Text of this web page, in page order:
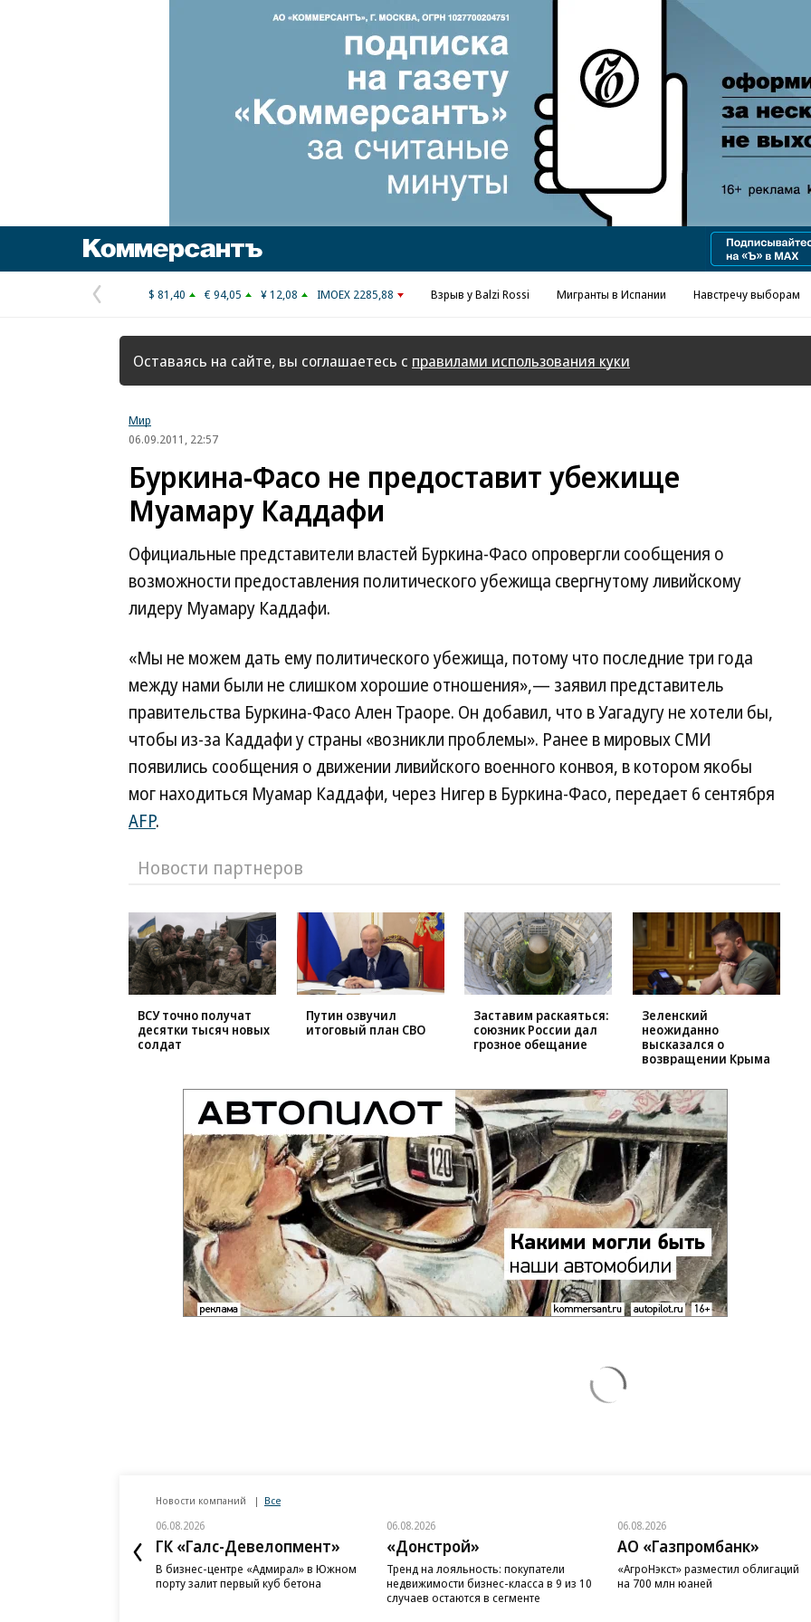
Реклама в «Ъ» www.kommersant.ru/ad
Предыдущая
страница
$ 81,40 € 94,05 ¥ 12,08 IMOEX 2285,88 Взрыв у Balzi Rossi Мигранты в Испании Навстречу выборам
Оставаясь на сайте, вы соглашаетесь с правилами использования куки
Мир
06.09.2011, 22:57
Буркина-Фасо не предоставит убежище
Муамару Каддафи
Официальные представители властей Буркина-Фасо опровергли сообщения о
возможности предоставления политического убежища свергнутому ливийскому
лидеру Муамару Каддафи.
«Мы не можем дать ему политического убежища, потому что последние три года
между нами были не слишком хорошие отношения»,— заявил представитель
правительства Буркина-Фасо Ален Траоре. Он добавил, что в Уагадугу не хотели бы,
чтобы из-за Каддафи у страны «возникли проблемы». Ранее в мировых СМИ
появились сообщения о движении ливийского военного конвоя, в котором якобы
мог находиться Муамар Каддафи, через Нигер в Буркина-Фасо, передает 6 сентября
AFP.
Новости партнеров
ВСУ точно получат
десятки тысяч новых
солдат
Путин озвучил
итоговый план СВО
Заставим раскаяться:
союзник России дал
грозное обещание
Зеленский
неожиданно
высказался о
возвращении Крыма
Новости компаний Все
06.08.2026
ГК «Галс-Девелопмент»
В бизнес-центре «Адмирал» в Южном
порту залит первый куб бетона
06.08.2026
«Донстрой»
Тренд на лояльность: покупатели
недвижимости бизнес-класса в 9 из 10
случаев остаются в сегменте
06.08.2026
АО «Газпромбанк»
«АгроНэкст» разместил облигаций
на 700 млн юаней